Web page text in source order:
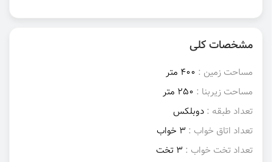
مشخصات کلی
مساحت زمین : 400 متر
مساحت زیربنا : 250 متر
تعداد طبقه : دوبلکس
تعداد اتاق خواب : 3 خواب
تعداد تخت خواب : 3 تخت